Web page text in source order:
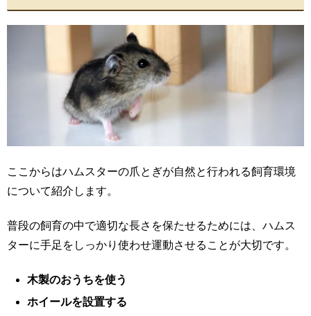
ここからはハムスターの爪とぎが自然と行われる飼育環境
について紹介します。
普段の飼育の中で適切な長さを保たせるためには、ハムス
ターに手足をしっかり使わせ運動させることが大切です。
木製のおうちを使う
ホイールを設置する